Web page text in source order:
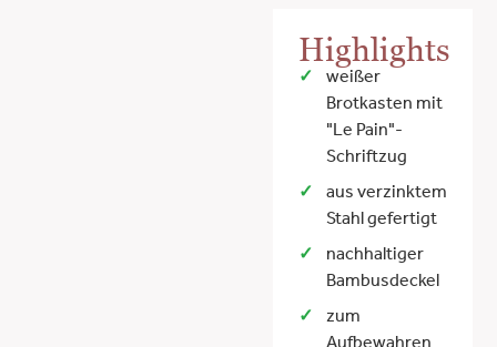
Highlights
weißer
Brotkasten mit
"Le Pain"-
Schriftzug
aus verzinktem
Stahl gefertigt
nachhaltiger
Bambusdeckel
zum